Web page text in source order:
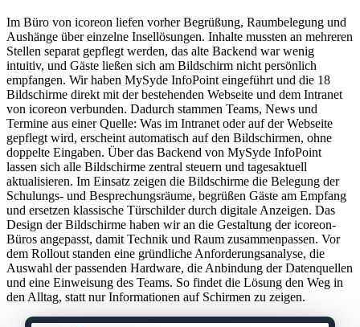
Im Büro von icoreon liefen vorher Begrüßung, Raumbelegung und
Aushänge über einzelne Insellösungen. Inhalte mussten an mehreren
Stellen separat gepflegt werden, das alte Backend war wenig
intuitiv, und Gäste ließen sich am Bildschirm nicht persönlich
empfangen. Wir haben MySyde InfoPoint eingeführt und die 18
Bildschirme direkt mit der bestehenden Webseite und dem Intranet
von icoreon verbunden. Dadurch stammen Teams, News und
Termine aus einer Quelle: Was im Intranet oder auf der Webseite
gepflegt wird, erscheint automatisch auf den Bildschirmen, ohne
doppelte Eingaben. Über das Backend von MySyde InfoPoint
lassen sich alle Bildschirme zentral steuern und tagesaktuell
aktualisieren. Im Einsatz zeigen die Bildschirme die Belegung der
Schulungs- und Besprechungsräume, begrüßen Gäste am Empfang
und ersetzen klassische Türschilder durch digitale Anzeigen. Das
Design der Bildschirme haben wir an die Gestaltung der icoreon-
Büros angepasst, damit Technik und Raum zusammenpassen. Vor
dem Rollout standen eine gründliche Anforderungsanalyse, die
Auswahl der passenden Hardware, die Anbindung der Datenquellen
und eine Einweisung des Teams. So findet die Lösung den Weg in
den Alltag, statt nur Informationen auf Schirmen zu zeigen.